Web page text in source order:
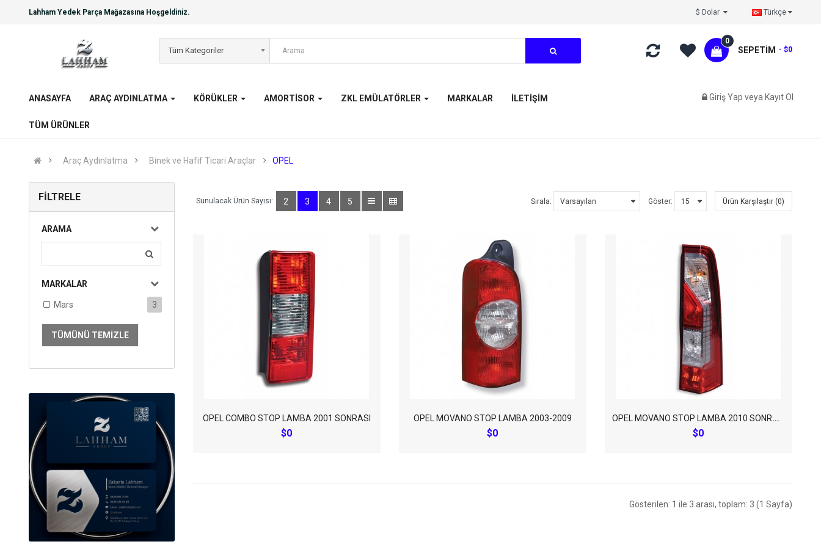
Lahham Yedek Parça Mağazasına Hoşgeldiniz. Türkçe
Tüm Kategoriler SEPETIM
0
- $0
ANASAYFA ARAÇ AYDINLATMA KÖRÜKLER AMORTISOR ZKL EMÜLATÖRLER MARKALAR İLETIŞIM
TÜM ÜRÜNLER
Giriş Yap veya Kayıt Ol
Araç Aydınlatma Binek ve Hafif Ticari Araçlar OPEL
FILTRELE
ARAMA
MARKALAR
Mars 3
TÜMÜNÜ TEMIZLE
Sunulacak Ürün Sayısı: 2 3 4 5 Sırala: Göster: Ürün Karşılaştır (0)
OPEL COMBO STOP LAMBA 2001 SONRASI
$0
OPEL MOVANO STOP LAMBA 2003-2009
$0
O
PEL MOVANO STOP LAMBA 2010 SONRASI
$0
Gösterilen: 1 ile 3 arası, toplam: 3 (1 Sayfa)